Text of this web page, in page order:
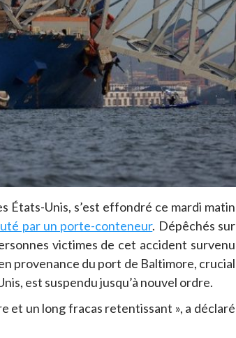
États-Unis, s’est effondré ce mardi matin
par un porte-conteneur. Dépêchés sur
victimes de cet accident survenu
provenance du port de Baltimore, crucial
est suspendu jusqu’à nouvel ordre.
et un long fracas retentissant », a déclaré